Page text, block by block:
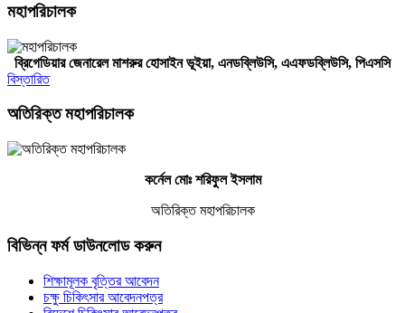
মহাপরিচালক
ব্রিগেডিয়ার জেনারেল মাশরুর হোসাইন ভূইয়া, এনডব্লিউসি, এএফডব্লিউসি, পিএসসি
বিস্তারিত
অতিরিক্ত মহাপরিচালক
কর্নেল মোঃ শরিফুল ইসলাম
অতিরিক্ত মহাপরিচালক
বিভিন্ন ফর্ম ডাউনলোড করুন
শিক্ষামূলক বৃত্তির আবেদন
চক্ষু চিকিৎসার আবেদনপত্র